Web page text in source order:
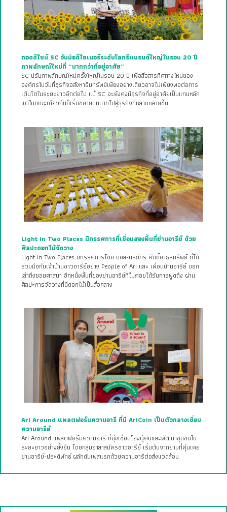
ถอดดีไซน์ SC จับมือดีไซเนอร์ระดับโลกรีแบรนด์ใหญ่ในรอบ 20 ปี
ภาพลักษณ์ใหม่ที่ “มากกว่าที่อยู่อาศัย”
SC ปรับภาพลักษณ์ใหม่ครั้งใหญ่ในรอบ 20 ปี เพื่อสื่อสารทิศทางใหม่ของ
องค์กรในวันที่ธุรกิจอสังหาริมทรัพย์เพียงอย่างเดียวอาจไม่เพียงพอต่อการ
เติบโตในระยะยาวอีกต่อไป แม้ SC จะยังคงมีธุรกิจที่อยู่อาศัยเป็นแกนหลัก
แต่ในขณะเดียวกันก็เริ่มขยายบทบาทไปสู่ธุรกิจที่หลากหลายขึ้น
Light in Two Places นิทรรศการที่เชื่อมสองพื้นที่ย่านอารีย์ ด้วย
ศิลปะดอกไม้จัดวาง
Light in Two Places นิทรรศการโดย บอล-นรภัทร ศักดิ์อาธรทรัพย์ ที่ได้
ร่วมมือกับเจ้าบ้านชาวอารีย์อย่าง People of Ari และ เพื่อนบ้านอารีย์ บอก
เล่าถึงซอยศาสนา อีกหนึ่งพื้นที่ของย่านอารีย์ที่ไม่ค่อยได้รับการพูดถึง ผ่าน
ศิลปะการจัดวางที่มีดอกไม้เป็นสื่อกลาง
Ari Around แพลตฟอร์มความอารี ที่มี AriCoin เป็นตัวกลางเชื่อม
ความอารีย์
Ari Around แพลตฟอร์มความอารี ที่มุ่งเชื่อมโยงผู้คนและพัฒนาชุมชนใน
ระยะยาวอย่างยั่งยืน โดยกลุ่มอาสาสมัครชาวอารีย์ เริ่มต้นจากย่านที่คุ้นเคย
ย่านอารีย์-ประดิพัทธ์ ผลักดันเฟสแรกด้วยความอารีต่อสิ่งแวดล้อม